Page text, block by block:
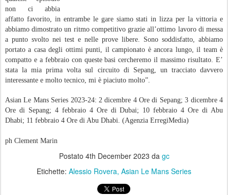
non ci abbia
affatto favorito, in entrambe le gare siamo stati in lizza per la vittoria e
abbiamo dimostrato un ritmo competitivo grazie all’ottimo lavoro di messa
a punto svolto nei test e nelle prove libere. Sono soddisfatto, abbiamo
portato a casa degli ottimi punti, il campionato è ancora lungo, il team è
compatto e a febbraio con queste basi cercheremo il massimo risultato. E’
stata la mia prima volta sul circuito di Sepang, un tracciato davvero
interessante e molto tecnico, mi è piaciuto molto”.
Asian Le Mans Series 2023-24: 2 dicembre 4 Ore di Sepang; 3 dicembre 4
Ore di Sepang; 4 febbraio 4 Ore di Dubai; 10 febbraio 4 Ore di Abu
Dhabi; 11 febbraio 4 Ore di Abu Dhabi. (Agenzia ErregiMedia)
ph Clement Marin
Postato 4th December 2023 da gc
Etichette: Alessio Rovera Asian Le Mans Series